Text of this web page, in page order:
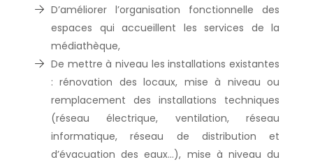
D’améliorer l’organisation fonctionnelle des
espaces qui accueillent les services de la
médiathèque,
De mettre à niveau les installations existantes
: rénovation des locaux, mise à niveau ou
remplacement des installations techniques
(réseau électrique, ventilation, réseau
informatique, réseau de distribution et
d’évacuation des eaux…), mise à niveau du